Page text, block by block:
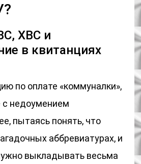
ХВС и
в квитанциях
по оплате «коммуналки»,
с недоумением
пытаясь понять, что
аббревиатурах, и
выкладывать весьма